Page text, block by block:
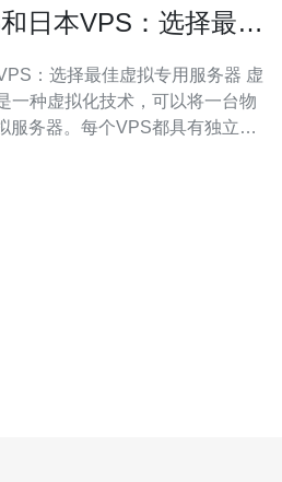
日本VPS：选择最佳
：选择最佳虚拟专用服务器 虚
一种虚拟化技术，可以将一台物
服务器。每个VPS都具有独立的
之一。美国拥有强大的互联网